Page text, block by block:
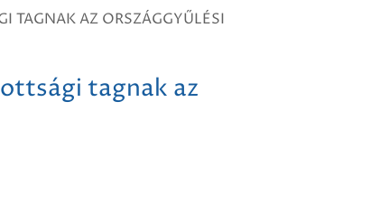
TAGNAK AZ ORSZÁGGYŰLÉSI
tagnak az